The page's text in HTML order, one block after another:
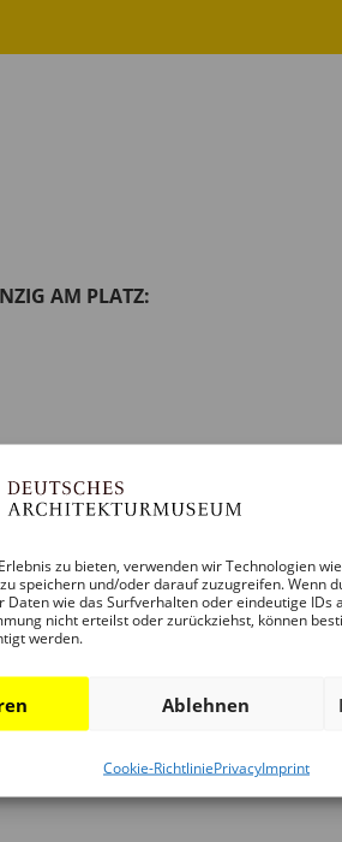
zu bieten, verwenden wir Technologien
speichern und/oder darauf zuzugreifen. Wenn
Daten wie das Surfverhalten oder eindeutige IDs
nicht erteilst oder zurückziehst, können
werden.
Ablehnen
Cookie-RichtliniePrivacyImprint
AM PLATZ: